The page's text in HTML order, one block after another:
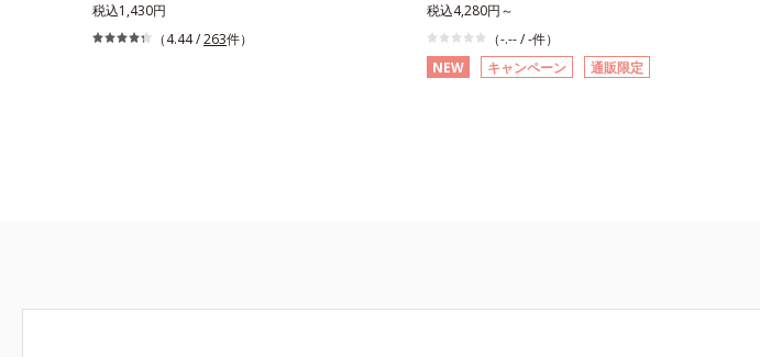
げる洗顔料。「ニキビをくり返してしまう」「毛
穴目立ちが気になる」「マスク生活であごや口ま
毛穴の目立ちをしっかりケア(*3)して、ゆらぎや
税込1,430円
（4.44 /263件）
をくり返してしまう」「毛穴目立ち(*2)が気にな
る」「マスク生活であごや口まわりのニキビが気
になる」というお悩みに。くり返しニキビの根本
原因「肌のバリア機能の低下」と、肌悩み「毛穴
かりケア(*7)して、ゆらぎやすいニキビ肌を、み
税込4,280円～
（-.-- / -件）
NEW
キャンペーン 通販限定